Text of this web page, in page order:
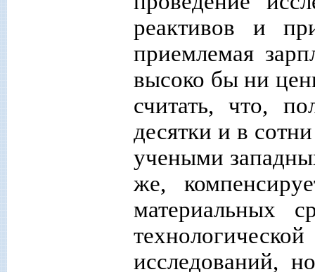
реактивов и
приемлемая
высоко бы ни
считать, что,
десятки и в
учеными
же,
материальных
исследований,